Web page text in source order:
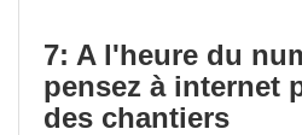
7: A l'heure du
pensez à internet
des chantiers